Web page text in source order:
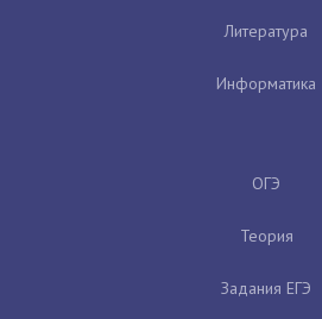
Литература
Информатика
ОГЭ
Теория
Задания ЕГЭ